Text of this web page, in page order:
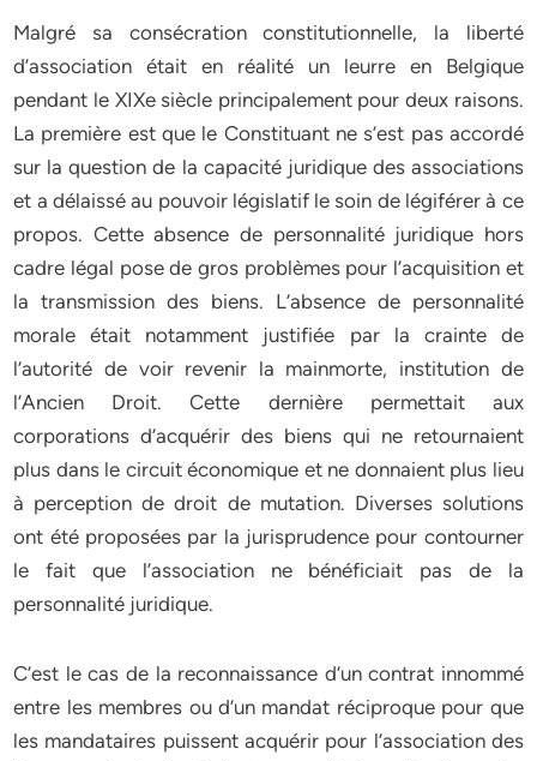
Malgré sa consécration constitutionnelle, la liberté
d’association était en réalité un leurre en Belgique
pendant le XIXe siècle principalement pour deux raisons.
La première est que le Constituant ne s’est pas accordé
sur la question de la capacité juridique des associations
et a délaissé au pouvoir législatif le soin de légiférer à ce
propos. Cette absence de personnalité juridique hors
cadre légal pose de gros problèmes pour l’acquisition et
la transmission des biens. L’absence de personnalité
morale était notamment justifiée par la crainte de
l’autorité de voir revenir la mainmorte, institution de
l’Ancien Droit. Cette dernière permettait aux
corporations d’acquérir des biens qui ne retournaient
plus dans le circuit économique et ne donnaient plus lieu
à perception de droit de mutation. Diverses solutions
ont été proposées par la jurisprudence pour contourner
le fait que l’association ne bénéficiait pas de la
personnalité juridique.
C’est le cas de la reconnaissance d’un contrat innommé
entre les membres ou d’un mandat réciproque pour que
les mandataires puissent acquérir pour l’association des